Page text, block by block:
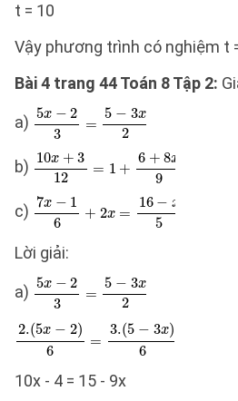
t = 10
Vậy phương trình có nghiệm t
Bài 4 trang 44 Toán 8 Tập 2:
a)
b)
c)
Lời giải:
a)
10x - 4 = 15 - 9x